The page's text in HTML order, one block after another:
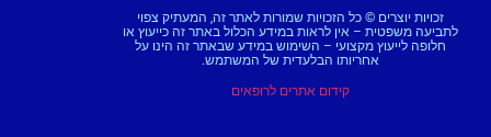
זכויות יוצרים © כל הזכויות שמורות לאתר זה, המעתיק צפוי
לתביעה משפטית – אין לראות במידע הכלול באתר זה כייעוץ או
חלופה לייעוץ מקצועי – השימוש במידע שבאתר זה הינו על
אחריותו הבלעדית של המשתמש.
קידום אתרים לרופאים